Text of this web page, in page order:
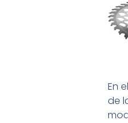
En
de